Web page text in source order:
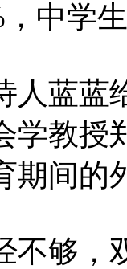
中学
人蓝蓝
学教授
期间的
不够，